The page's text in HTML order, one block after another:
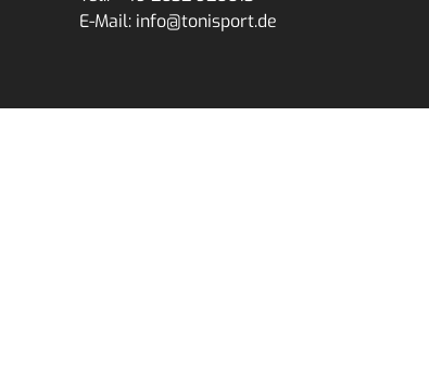
E-Mail: info@tonisport.de